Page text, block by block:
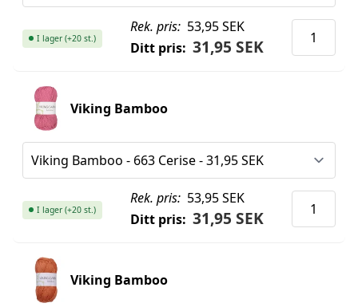
Rek. pris: 53,95 SEK
Ditt pris: 31,95 SEK
I lager (+20 st.)
Viking Bamboo
Rek. pris: 53,95 SEK
Ditt pris: 31,95 SEK
I lager (+20 st.)
Viking Bamboo